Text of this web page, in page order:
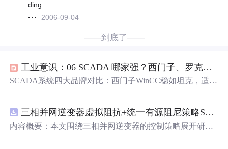
ding
2006-09-04
——到底了——
工业意识：06 SCADA 哪家强？西门子、罗克韦尔、Wonderware、国产真实对比
SCADA系统四大品牌对比：西门子WinCC稳如坦克，适合
件性价比高，小厂福音。2026年趋势显示，国产SCADA在
云+AI领域快速追赶，市场份额已达30%。选择建议：预算
三相并网逆变器虚拟阻抗+统一有源阻尼策略SVPWM+SPWM调制仿真
内容概要：本文围绕三相并网逆变器的控制策略展开研